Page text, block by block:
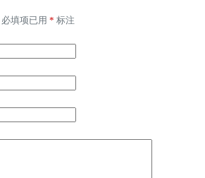
必填项已用 * 标注